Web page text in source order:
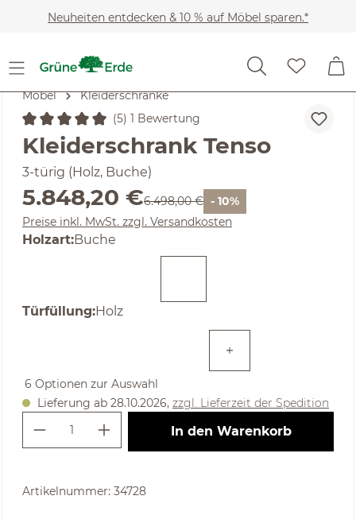
Zum Hauptinhalt springen
Neuheiten entdecken & 10 % auf Möbel sparen.*
Möbel Kleiderschränke
Durchschnittliche Bewertung von 5 von 5 Sternen
(5) 1 Bewertung
Kleiderschrank Tenso
3-türig (Holz, Buche)
Verkaufspreis:
5.848,20 €Regulärer Preis:
6.498,00 € - 10%
Preise inkl. MwSt. zzgl. Versandkosten
Holzartauswählen
:Buche
Türfüllungauswählen
:Holz
6 Optionen zur Auswahl
Lieferung ab 28.10.2026, zzgl. Lieferzeit der Spedition
Produkt Anzahl: Gib den
In den Warenkorb
Artikelnummer: 34728